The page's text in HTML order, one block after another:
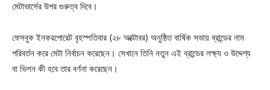
মেটাভার্সের উপর গুরুত্ব দিবে।
ফেসবুক ইনকরপোরেট বৃহস্পতিবার (২৮ অক্টোবর) অনুষ্ঠিত বার্ষিক সভায় ব্রান্ডের নাম
পরিবর্তন করে মেটা নির্বাচন করেছেন। সেখানে তিনি নতুন এই ব্রান্ডের লক্ষ্য ও উদ্দেশ্য
বা ভিশন কী হবে তার বর্ণনা করেছেন।